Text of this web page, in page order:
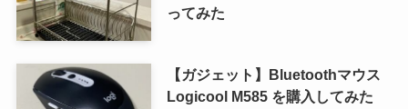
ってみた
【ガジェット】Bluetoothマウス
Logicool M585 を購入してみた